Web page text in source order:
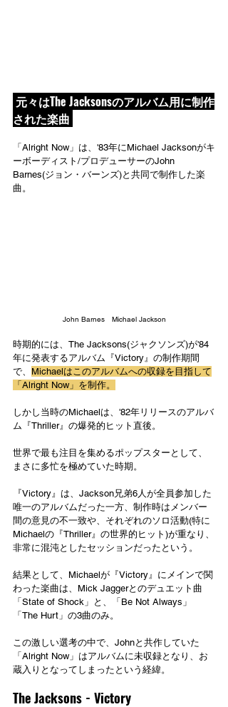
された楽曲
「Alright Now」は、'83年にMichael Jacksonがキ
ーボーディスト/プロデューサーのJohn
Barnes(ジョン・バーンズ)と共同で制作した楽
曲。
John Barnes　Michael Jackson
時期的には、The Jacksons(ジャクソンズ)が'84
年に発表するアルバム『Victory』の制作期間
で、 Michaelはこのアルバムへの収録を目指して
「Alright Now」を制作。
しかし当時のMichaelは、'82年リリースのアルバ
ム『Thriller』の爆発的ヒット直後。
世界で最も注目を集めるポップスターとして、
まさに多忙を極めていた時期。
『Victory』は、Jackson兄弟6人が全員参加した
唯一のアルバムだった一方、制作時はメンバー
間の意見の不一致や、それぞれのソロ活動(特に
Michaelの『Thriller』の世界的ヒット)が重なり、
非常に混沌としたセッションだったという。
結果として、Michaelが『Victory』にメインで関
わった楽曲は、Mick Jaggerとのデュエット曲
「State of Shock」と、「Be Not Always」
「The Hurt」の3曲のみ。
この激しい選考の中で、Johnと共作していた
「Alright Now」はアルバムに未収録となり、お
蔵入りとなってしまったという経緯。
The Jacksons - Victory